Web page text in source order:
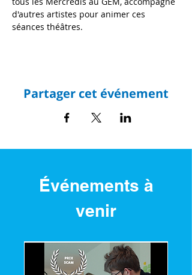
d'autres artistes pour animer ces
séances théâtres.
Partager cet événement
Événements à
venir